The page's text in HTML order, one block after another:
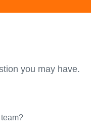
you may have.